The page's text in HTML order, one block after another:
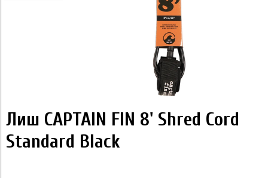
Лиш CAPTAIN FIN 8' Shred Cord
Standard Black